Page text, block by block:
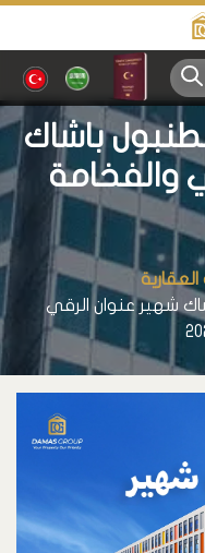
باشاك
والفخامة
العقارية
شهير عنوان الرقي